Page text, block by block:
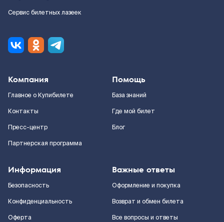
Сервис билетных лазеек
Компания
Главное о Купибилете
Контакты
Пресс-центр
Партнерская программа
Помощь
База знаний
Где мой билет
Блог
Информация
Безопасность
Конфиденциальность
Оферта
Важные ответы
Оформление и покупка
Возврат и обмен билета
Все вопросы и ответы